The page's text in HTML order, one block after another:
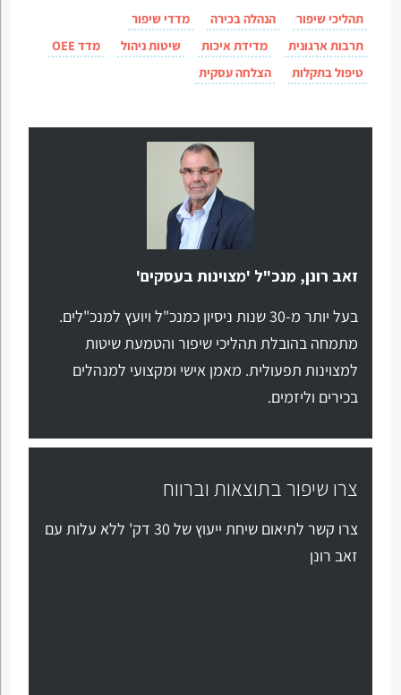
תהליכי שיפור הנהלה בכירה
מדדי שיפור
תרבות ארגונית
מדידת איכות שיטות ניהול
מדד OEE
טיפול בתקלות
הצלחה עסקית
זאב רונן, מנכ"ל 'מצוינות בעסקים'
בעל יותר מ-30 שנות ניסיון כמנכ"ל ויועץ למנכ"לים.
מתמחה בהובלת תהליכי שיפור והטמעת שיטות
למצוינות תפעולית. מאמן אישי ומקצועי למנהלים
בכירים וליזמים.
צרו שיפור בתוצאות וברווח
צרו קשר לתיאום שיחת ייעוץ של 30 דק' ללא עלות עם
זאב רונן